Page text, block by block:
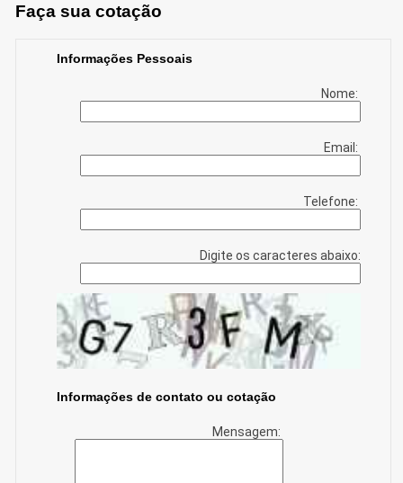
Faça sua cotação
Informações Pessoais
Nome:
Email:
Telefone:
Digite os caracteres abaixo:
Informações de contato ou cotação
Mensagem: